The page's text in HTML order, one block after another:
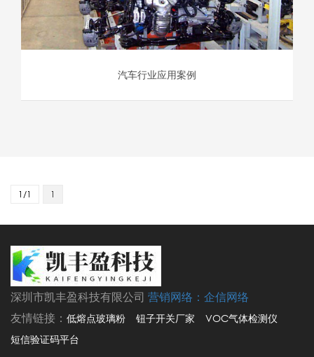
汽车行业应用案例
1
1/1
深圳市凯丰盈科技有限公司 营销网络： 企信网络
友情链接： 低熔点玻璃粉 钮子开关厂家
VOC气体检测仪
短信验证码平台